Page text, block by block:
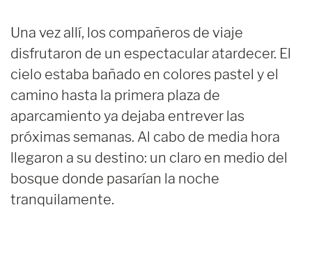
Una vez allí, los compañeros de viaje
disfrutaron de un espectacular atardecer. El
cielo estaba bañado en colores pastel y el
camino hasta la primera plaza de
aparcamiento ya dejaba entrever las
próximas semanas. Al cabo de media hora
llegaron a su destino: un claro en medio del
bosque donde pasarían la noche
tranquilamente.